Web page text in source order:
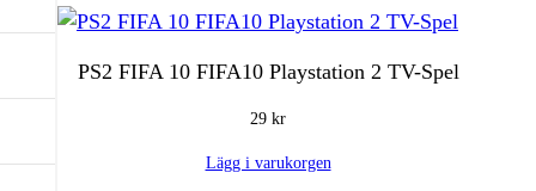
PS2 FIFA 10 FIFA10 Playstation 2 TV-Spel
29 kr
Lägg i varukorgen